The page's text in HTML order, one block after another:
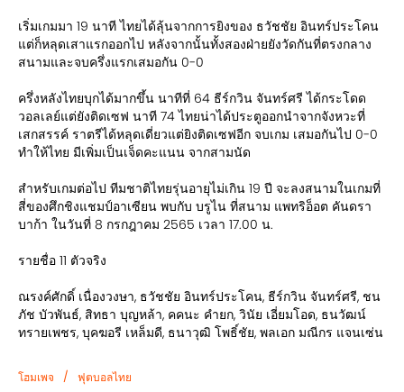
เริ่มเกมมา 19 นาที ไทยได้ลุ้นจากการยิงของ ธวัชชัย อินทร์ประโคน
แต่ก็หลุดเสาแรกออกไป หลังจากนั้นทั้งสองฝ่ายยังวัดกันที่ตรงกลาง
สนามและจบครึ่งแรกเสมอกัน 0-0
ครึ่งหลังไทยบุกได้มากขึ้น นาทีที่ 64 ธีร์กวิน จันทร์ศรี ได้กระโดด
วอลเลย์แต่ยังติดเซฟ นาที 74 ไทยน่าได้ประตูออกนำจากจังหวะที่
เสกสรรค์ ราตรีได้หลุดเดี่ยวแต่ยิงติดเซฟอีก จบเกม เสมอกันไป 0-0
ทำให้ไทย มีเพิ่มเป็นเจ็ดคะแนน จากสามนัด
สำหรับเกมต่อไป ทีมชาติไทยรุ่นอายุไม่เกิน 19 ปี จะลงสนามในเกมที่
สี่ของศึกชิงแชมป์อาเซียน พบกับ บรูไน ที่สนาม แพทริอ็อต คันดรา
บาก้า ในวันที่ 8 กรกฎาคม 2565 เวลา 17.00 น.
รายชื่อ 11 ตัวจริง
ณรงค์ศักดิ์ เนื่องวงษา, ธวัชชัย อินทร์ประโคน, ธีร์กวิน จันทร์ศรี, ชน
ภัช บัวพันธ์, สิทธา บุญหล้า, คคนะ คำยก, วินัย เอี่ยมโอด, ธนวัฒน์
ทรายเพชร, บุคฆอรี เหล็มดี, ธนาวุฒิ โพธิ์ชัย, พลเอก มณีกร แจนเซ่น
โฮมเพจ / ฟุตบอลไทย